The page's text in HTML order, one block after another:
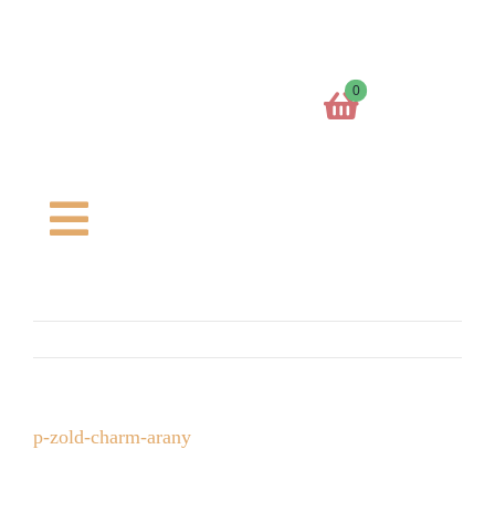
0
Toggle
Kosaram
Charm formák
p-zold-charm-arany